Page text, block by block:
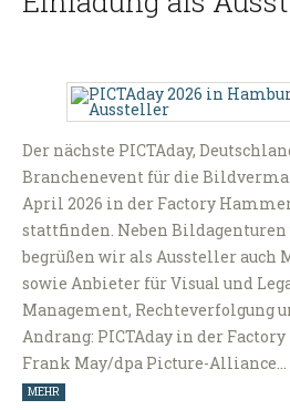
Der nächste PICTAday,
Branchenevent für die
April 2026 in der Factory
stattfinden. Neben
begrüßen wir als Aussteller
sowie Anbieter für Visual und
Management, Rechteverfolgung
Andrang: PICTAday in der
Frank May/dpa Picture-Alliance…
MEHR